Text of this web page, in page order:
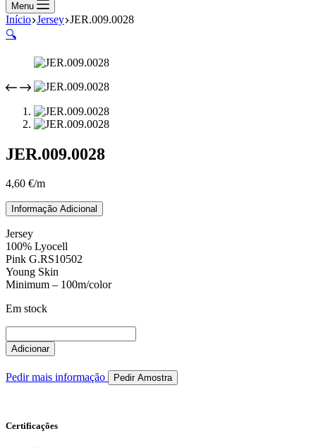
Menu
Início Jersey JER.009.0028
🔍
JER.009.0028
4,60 €/m
Informação Adicional
Jersey
100% Lyocell
Pink G.RS10502
Young Skin
Minimum – 100m/color
Em stock
de
JER.009.0028
Adicionar
Pedir mais informação Pedir Amostra
Certificações